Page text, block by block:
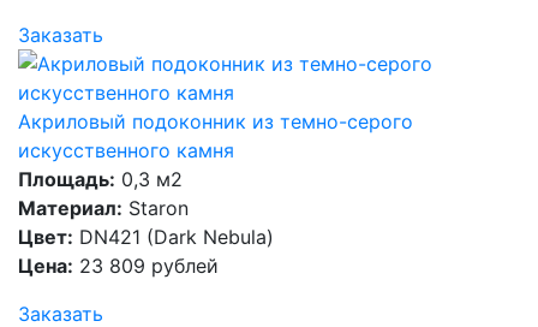
Заказать
Акриловый подоконник из темно-серого
искусственного камня
Площадь: 0,3 м2
Материал: Staron
Цвет: DN421 (Dark Nebula)
Цена: 23 809 рублей
Заказать